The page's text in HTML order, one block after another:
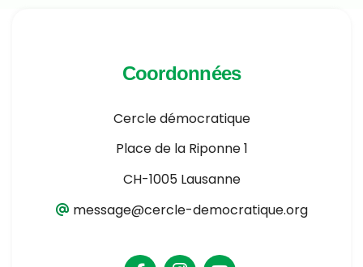
Coordonnées
Cercle démocratique
Place de la Riponne 1
CH-1005 Lausanne
message@cercle-democratique.org